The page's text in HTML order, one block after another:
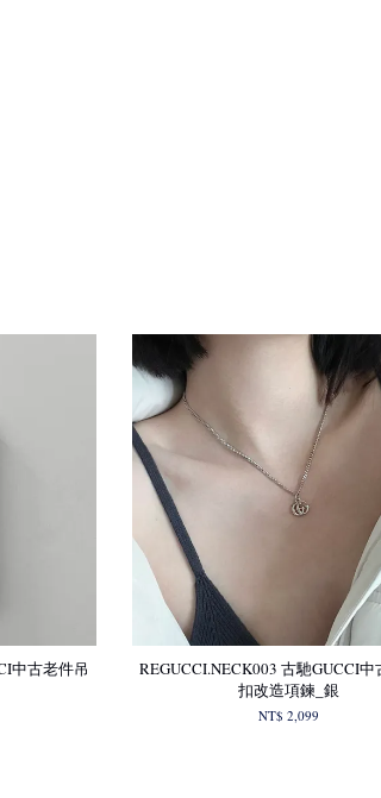
中古老件吊
REGUCCI.NECK003 古馳GUCCI中
扣改造項鍊_銀
NT$ 2,099